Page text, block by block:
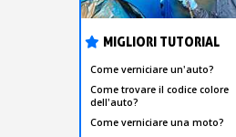
MIGLIORI TUTORIAL
Come verniciare un'auto?
Come trovare il codice colore
dell'auto?
Come verniciare una moto?